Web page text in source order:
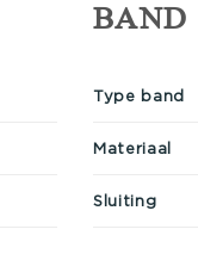
BAND
Type band
Materiaal
Sluiting